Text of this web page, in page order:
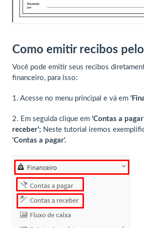
Como emitir recibos
Você pode emitir seus recibos
financeiro, para isso:
1. Acesse no menu principal e vá em
2. Em seguida clique em ‘Contas a
receber’; Neste tutorial iremos
'Contas a pagar'.